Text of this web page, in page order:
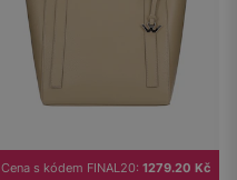
Cena s kódem FINAL20: 1279.20 Kč